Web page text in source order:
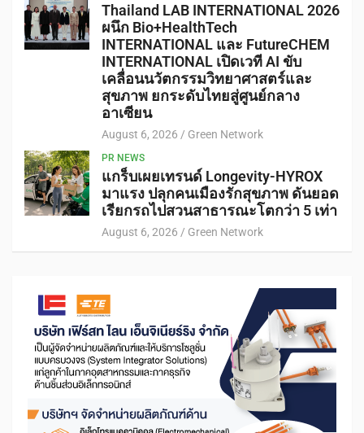
Thailand LAB INTERNATIONAL 2026
ผนึก Bio+HealthTech
INTERNATIONAL และ FutureCHEM
INTERNATIONAL เปิดเวที AI ขับ
เคลื่อนนวัตกรรมวิทยาศาสตร์และ
สุขภาพ ยกระดับไทยสู่ศูนย์กลาง
อาเซียน
August 6, 2026 Green Network
PR NEWS
แกร็บเผยเทรนด์ Longevity-HYROX
มาแรง ปลุกคนเมืองรักสุขภาพ ดันยอด
เรียกรถไปสวนสาธารณะโตกว่า 5 เท่า
August 6, 2026 Green Network